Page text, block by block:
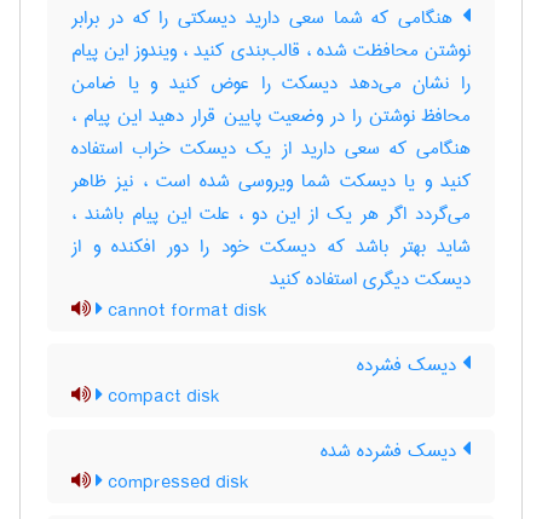
هنگامی که شما سعی دارید دیسکتی را که در برابر
نوشتن محافظت‌ شده ، قالب‌بندی کنید ، ویندوز این پیام
را نشان می‌دهد دیسکت‌ را عوض‌ کنید و یا ضامن
محافظ نوشتن را در وضعیت‌ پایین قرار دهید این پیام ،
هنگامی که سعی دارید از یک‌ دیسکت‌ خراب‌ استفاده
کنید و یا دیسکت‌ شما ویروسی شده است‌ ، نیز ظاهر
می‌گردد اگر هر یک‌ از این دو ، علت‌ این پیام باشند ،
شاید بهتر باشد که دیسکت ‌خود را دور افکنده و از
دیسکت‌ دیگری استفاده کنید
cannot format disk
دیسک فشرده
compact disk
دیسک فشرده شده
compressed disk